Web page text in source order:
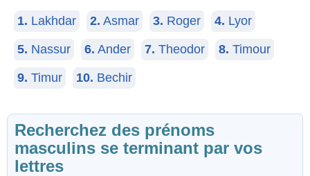
1. Lakhdar 2. Asmar 3. Roger 4. Lyor
5. Nassur 6. Ander 7. Theodor 8. Timour
9. Timur 10. Bechir
Recherchez des prénoms
masculins se terminant par vos
lettres